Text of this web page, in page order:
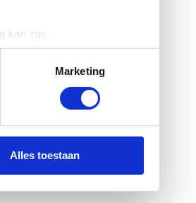
kan zijn
detailgedeelte in. U kunt uw
partners voor social
die u aan ze heeft
Marketing
Alles toestaan